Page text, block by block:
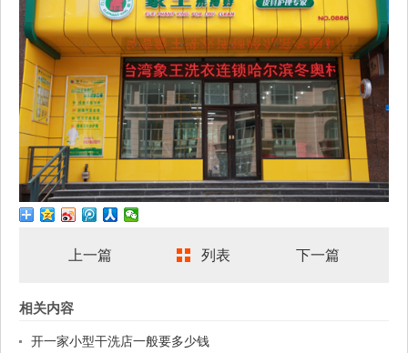
上一篇 列表 下一篇
相关内容
开一家小型干洗店一般要多少钱